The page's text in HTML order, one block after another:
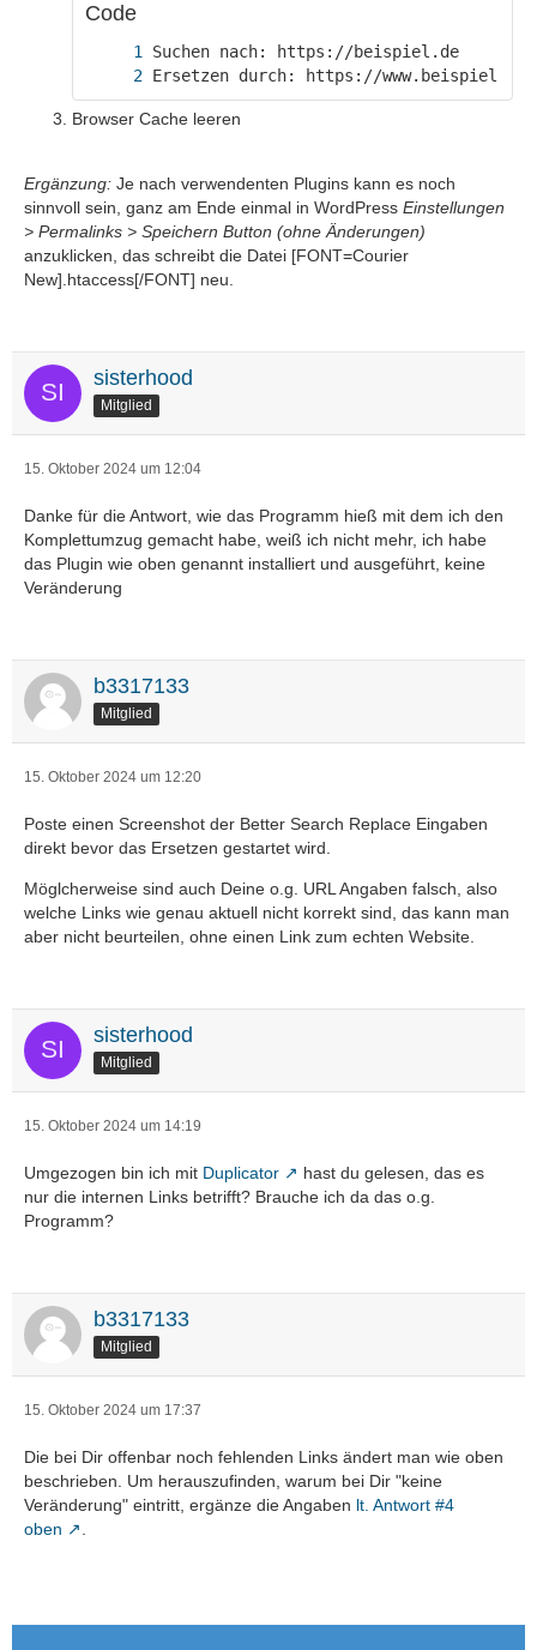
Code
Ersetzen durch: https://www.beispiel.de
Browser Cache leeren
Ergänzung: Je nach verwendenten Plugins kann es noch
sinnvoll sein, ganz am Ende einmal in WordPress Einstellungen
> Permalinks > Speichern Button (ohne Änderungen)
anzuklicken, das schreibt die Datei [FONT=Courier
New].htaccess[/FONT] neu.
sisterhood
Mitglied
15. Oktober 2024 um 12:04
Danke für die Antwort, wie das Programm hieß mit dem ich den
Komplettumzug gemacht habe, weiß ich nicht mehr, ich habe
das Plugin wie oben genannt installiert und ausgeführt, keine
Veränderung
b3317133
Mitglied
15. Oktober 2024 um 12:20
Poste einen Screenshot der Better Search Replace Eingaben
direkt bevor das Ersetzen gestartet wird.
Möglcherweise sind auch Deine o.g. URL Angaben falsch, also
welche Links wie genau aktuell nicht korrekt sind, das kann man
aber nicht beurteilen, ohne einen Link zum echten Website.
sisterhood
Mitglied
15. Oktober 2024 um 14:19
Umgezogen bin ich mit Duplicator
hast du gelesen, das es
nur die internen Links betrifft? Brauche ich da das o.g.
Programm?
b3317133
Mitglied
15. Oktober 2024 um 17:37
Die bei Dir offenbar noch fehlenden Links ändert man wie oben
beschrieben. Um herauszufinden, warum bei Dir "keine
Veränderung" eintritt, ergänze die Angaben lt. Antwort #4
oben